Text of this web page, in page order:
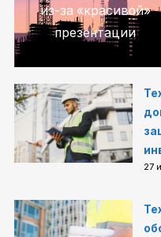
из-за «красивой»
презентации
27